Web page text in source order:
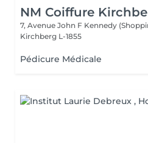
NM Coiffure
7, Avenue John F Kennedy
Kirchberg L-1855
Pédicure Médicale